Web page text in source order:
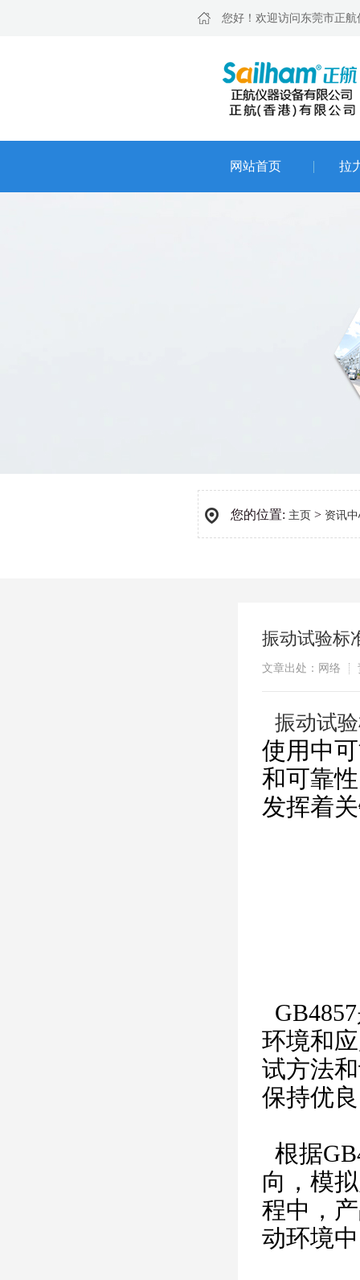
您好！欢迎访问东莞市正
网站首页 拉
您的位置: 主页 > 资讯
振动试验标
文章出处：网络
振动试
使用中
和可靠
发挥着
环境和
试方法
保持优
根据
向，模
程中，
动环境